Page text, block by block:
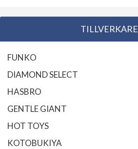
TILLVERKARE
FUNKO
DIAMOND SELECT
HASBRO
GENTLE GIANT
HOT TOYS
KOTOBUKIYA